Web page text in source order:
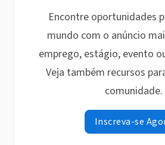
Encontre oportunidades
mundo com o anúncio
emprego, estágio, evento
Veja também recursos
comunidade.
Inscreva-se